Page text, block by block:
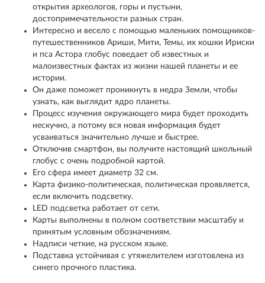
открытия археологов, горы и пустыни,
достопримечательности разных стран.
Интересно и весело с помощью маленьких помощников-
путешественников Ариши, Мити, Темы, их кошки Ириски
и пса Астора глобус поведает об известных и
малоизвестных фактах из жизни нашей планеты и ее
истории.
Он даже поможет проникнуть в недра Земли, чтобы
узнать, как выглядит ядро планеты.
Процесс изучения окружающего мира будет проходить
нескучно, а потому вся новая информация будет
усваиваться значительно лучше и быстрее.
Отключив смартфон, вы получите настоящий школьный
глобус с очень подробной картой.
Его сфера имеет диаметр 32 см.
Карта физико-политическая, политическая проявляется,
если включить подсветку.
LED подсветка работает от сети.
Карты выполнены в полном соответствии масштабу и
принятым условным обозначениям.
Надписи четкие, на русском языке.
Подставка устойчивая с утяжелителем изготовлена из
синего прочного пластика.